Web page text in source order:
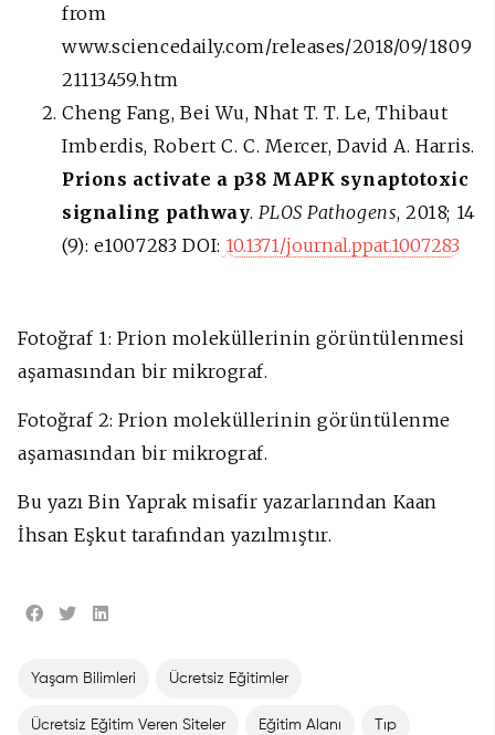
from
www.sciencedaily.com/releases/2018/09/1809
21113459.htm
Cheng Fang, Bei Wu, Nhat T. T. Le, Thibaut
Imberdis, Robert C. C. Mercer, David A. Harris.
Prions activate a p38 MAPK synaptotoxic
signaling pathway. PLOS Pathogens, 2018; 14
(9): e1007283 DOI: 10.1371/journal.ppat.1007283
Fotoğraf 1: Prion moleküllerinin görüntülenmesi
aşamasından bir mikrograf.
Fotoğraf 2: Prion moleküllerinin görüntülenme
aşamasından bir mikrograf.
Bu yazı Bin Yaprak misafir yazarlarından Kaan
İhsan Eşkut tarafından yazılmıştır.
Yaşam Bilimleri Ücretsiz Eğitimler
Ücretsiz Eğitim Veren Siteler Eğitim Alanı Tıp